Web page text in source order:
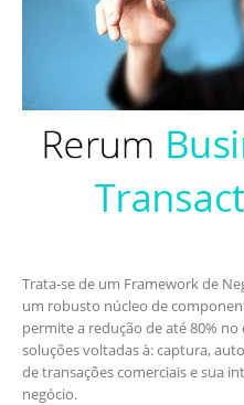
Trata-se de um Framework de
um robusto núcleo de
permite a redução de até 80%
soluções voltadas à: captura,
de transações comerciais e sua
negócio.